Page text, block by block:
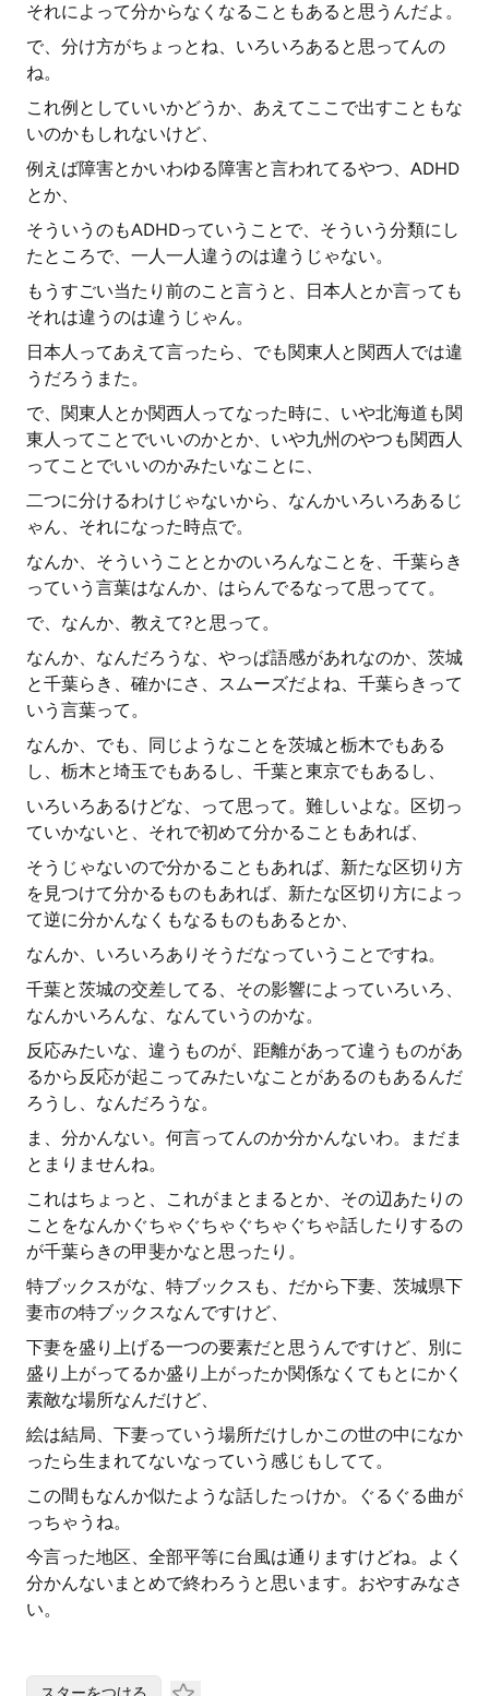
それによって分からなくなることもあると思うんだよ。
で、分け方がちょっとね、いろいろあると思ってんの
ね。
これ例としていいかどうか、あえてここで出すこともな
いのかもしれないけど、
例えば障害とかいわゆる障害と言われてるやつ、ADHD
とか、
そういうのもADHDっていうことで、そういう分類にし
たところで、一人一人違うのは違うじゃない。
もうすごい当たり前のこと言うと、日本人とか言っても
それは違うのは違うじゃん。
日本人ってあえて言ったら、でも関東人と関西人では違
うだろうまた。
で、関東人とか関西人ってなった時に、いや北海道も関
東人ってことでいいのかとか、いや九州のやつも関西人
ってことでいいのかみたいなことに、
二つに分けるわけじゃないから、なんかいろいろあるじ
ゃん、それになった時点で。
なんか、そういうこととかのいろんなことを、千葉らき
っていう言葉はなんか、はらんでるなって思ってて。
で、なんか、教えて?と思って。
なんか、なんだろうな、やっぱ語感があれなのか、茨城
と千葉らき、確かにさ、スムーズだよね、千葉らきって
いう言葉って。
なんか、でも、同じようなことを茨城と栃木でもある
し、栃木と埼玉でもあるし、千葉と東京でもあるし、
いろいろあるけどな、って思って。難しいよな。区切っ
ていかないと、それで初めて分かることもあれば、
そうじゃないので分かることもあれば、新たな区切り方
を見つけて分かるものもあれば、新たな区切り方によっ
て逆に分かんなくもなるものもあるとか、
なんか、いろいろありそうだなっていうことですね。
千葉と茨城の交差してる、その影響によっていろいろ、
なんかいろんな、なんていうのかな。
反応みたいな、違うものが、距離があって違うものがあ
るから反応が起こってみたいなことがあるのもあるんだ
ろうし、なんだろうな。
ま、分かんない。何言ってんのか分かんないわ。まだま
とまりませんね。
これはちょっと、これがまとまるとか、その辺あたりの
ことをなんかぐちゃぐちゃぐちゃぐちゃ話したりするの
が千葉らきの甲斐かなと思ったり。
特ブックスがな、特ブックスも、だから下妻、茨城県下
妻市の特ブックスなんですけど、
下妻を盛り上げる一つの要素だと思うんですけど、別に
盛り上がってるか盛り上がったか関係なくてもとにかく
素敵な場所なんだけど、
絵は結局、下妻っていう場所だけしかこの世の中になか
ったら生まれてないなっていう感じもしてて。
この間もなんか似たような話したっけか。ぐるぐる曲が
っちゃうね。
今言った地区、全部平等に台風は通りますけどね。よく
分かんないまとめで終わろうと思います。おやすみなさ
い。